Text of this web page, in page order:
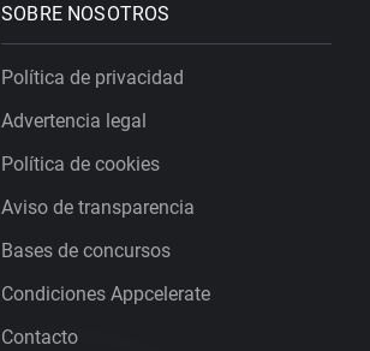
SOBRE NOSOTROS
Política de privacidad
Advertencia legal
Política de cookies
Aviso de transparencia
Bases de concursos
Condiciones Appcelerate
Contacto